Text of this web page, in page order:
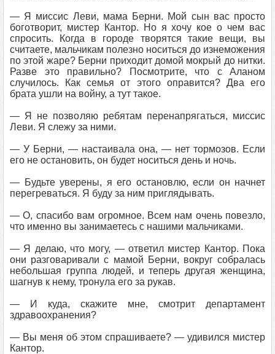
— Я миссис Леви, мама Берни. Мой сын вас просто
боготворит, мистер Кантор. Но я хочу кое о чем вас
спросить. Когда в городе творятся такие вещи, вы
считаете, мальчикам полезно носиться до изнеможения
по этой жаре? Берни приходит домой мокрый до нитки.
Разве это правильно? Посмотрите, что с Аланом
случилось. Как семья от этого оправится? Два его
брата ушли на войну, а тут такое.
— Я не позволяю ребятам перенапрягаться, миссис
Леви. Я слежу за ними.
— У Берни, — настаивала она, — нет тормозов. Если
его не остановить, он будет носиться день и ночь.
— Будьте уверены, я его остановлю, если он начнет
перегреваться. Я буду за ним приглядывать.
— О, спасибо вам огромное. Всем нам очень повезло,
что именно вы занимаетесь с нашими мальчиками.
— Я делаю, что могу, — ответил мистер Кантор. Пока
они разговаривали с мамой Берни, вокруг собралась
небольшая группа людей, и теперь другая женщина,
шагнув к нему, тронула его за рукав.
— И куда, скажите мне, смотрит департамент
здравоохранения?
— Вы меня об этом спрашиваете? — удивился мистер
Кантор.